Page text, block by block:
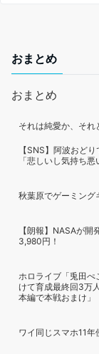
おまとめ
おまとめ
それは純愛か、そ
【SNS】阿波おど
「悲しいし気持ち
秋葉原でゲーミン
【朗報】NASAが
3,980円！
ホロライブ「兎田ぺ
けて育成最終回3万
本編で本戦おまけ」
ワイ同じスマホ11